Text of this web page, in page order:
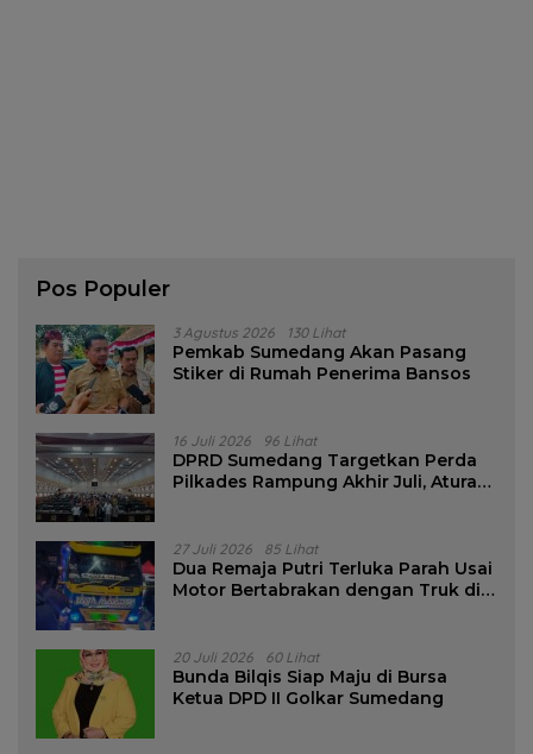
Pos Populer
3 Agustus 2026 130 Lihat
Pemkab Sumedang Akan Pasang
Stiker di Rumah Penerima Bansos
16 Juli 2026 96 Lihat
DPRD Sumedang Targetkan Perda
Pilkades Rampung Akhir Juli, Aturan
27 Juli 2026 85 Lihat
Dua Remaja Putri Terluka Parah Usai
Motor Bertabrakan dengan Truk di
20 Juli 2026 60 Lihat
Bunda Bilqis Siap Maju di Bursa
Ketua DPD II Golkar Sumedang